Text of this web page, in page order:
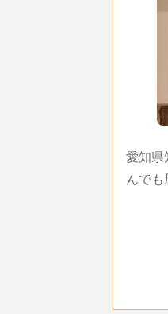
愛知県
んでも